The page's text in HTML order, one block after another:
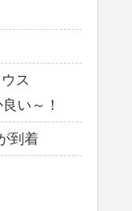
ス
い～！
到着